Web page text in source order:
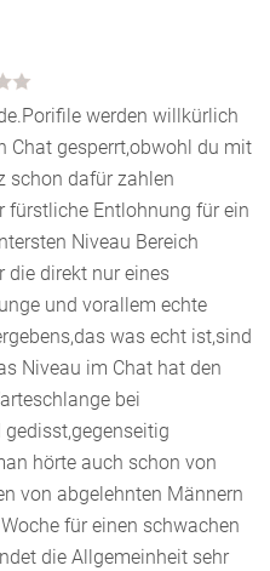
werden willkürlich
Chat gesperrt,obwohl du mit
schon dafür zahlen
fürstliche Entlohnung für ein
Niveau Bereich
die direkt nur eines
und vorallem echte
was echt ist,sind
Niveau im Chat hat den
bei
hörte auch schon von
von abgelehnten Männern
für einen schwachen
die Allgemeinheit sehr